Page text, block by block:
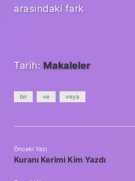
arasındaki fark
Tarih: Makaleler
bir ve veya
Önceki Yazı
Kuranı Kerimi Kim Yazdı